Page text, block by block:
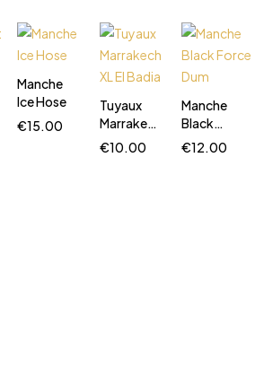
Manche
Ice Hose
€15.00
Tuyaux
Marrakech
XL El Badia
€10.00
Manche
Black
Force Dum
€12.00